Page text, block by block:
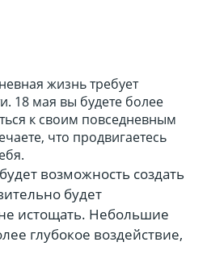
жизнь требует
18 мая вы будете более
к своим повседневным
что продвигаетесь
возможность создать
будет
истощать. Небольшие
глубокое воздействие,